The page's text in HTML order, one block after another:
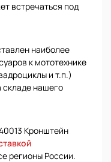
встречаться под
наиболее
к мототехнике
и т.п.)
складе нашего
Кронштейн
регионы России.